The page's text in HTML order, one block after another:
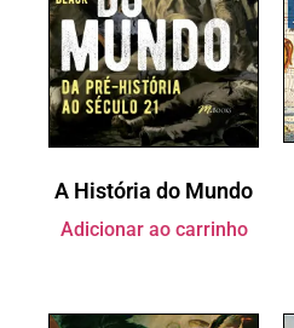
A História do Mundo
Adicionar ao carrinho